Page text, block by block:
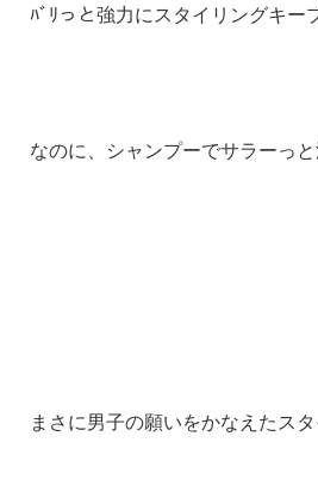
ﾊﾞﾘっと強力にスタイリングキー
なのに、シャンプーでサラーっ
まさに男子の願いをかなえたス